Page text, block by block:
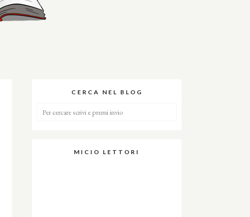
CERCA NEL BLOG
MICIO LETTORI